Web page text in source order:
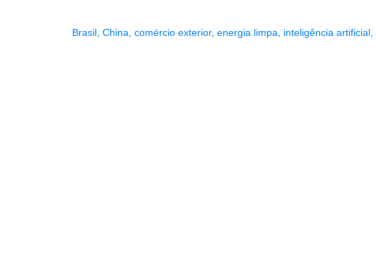
Brasil China comércio exterior, energia limpa inteligência artificial